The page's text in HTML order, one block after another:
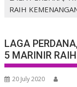
RAIH
LAGA
5 MARINIR
20 July 2020